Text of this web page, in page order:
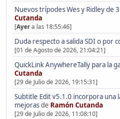
Nuevos trípodes Wes y Ridley de
Cutanda
[Ayera las 18:55:46]
Duda respecto a salida SDI o por
[01 de Agosto de 2026, 21:04:21]
QuickLink AnywhereTally para la
Cutanda
[29 de Julio de 2026, 19:15:31]
Subtitle Edit v5.1.0 incorpora una
mejorasde Ramón Cutanda
[29 de Julio de 2026, 11:08:10]